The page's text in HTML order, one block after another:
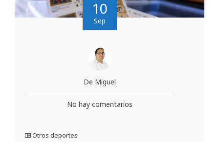
10
Sep
De Miguel
No hay comentarios
Otros deportes